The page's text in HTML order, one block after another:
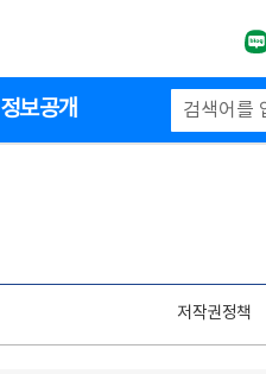
정보공개
저작권정책